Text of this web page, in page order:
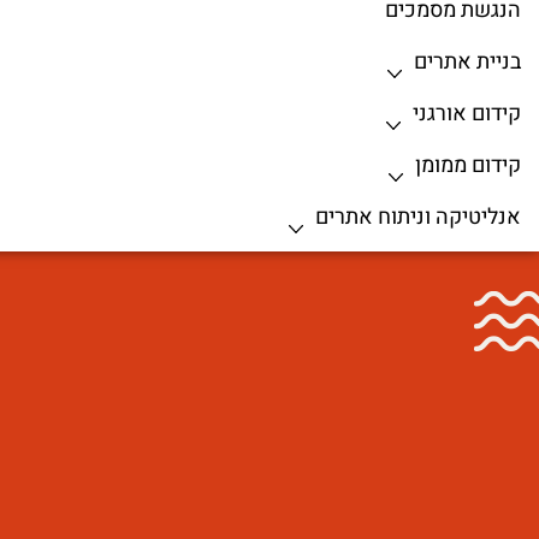
הנגשת מסמכים
בניית אתרים
קידום אורגני
קידום ממומן
אנליטיקה וניתוח אתרים